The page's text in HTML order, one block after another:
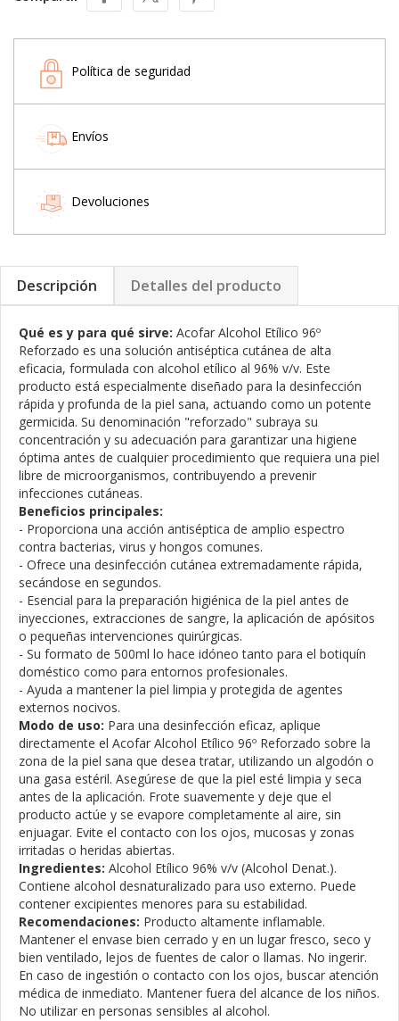
Política de seguridad
Envíos
Devoluciones
Descripción Detalles del producto
Qué es y para qué sirve: Acofar Alcohol Etílico 96º
Reforzado es una solución antiséptica cutánea de alta
eficacia, formulada con alcohol etílico al 96% v/v. Este
producto está especialmente diseñado para la desinfección
rápida y profunda de la piel sana, actuando como un potente
germicida. Su denominación "reforzado" subraya su
concentración y su adecuación para garantizar una higiene
óptima antes de cualquier procedimiento que requiera una piel
libre de microorganismos, contribuyendo a prevenir
infecciones cutáneas.
Beneficios principales:
- Proporciona una acción antiséptica de amplio espectro
contra bacterias, virus y hongos comunes.
- Ofrece una desinfección cutánea extremadamente rápida,
secándose en segundos.
- Esencial para la preparación higiénica de la piel antes de
inyecciones, extracciones de sangre, la aplicación de apósitos
o pequeñas intervenciones quirúrgicas.
- Su formato de 500ml lo hace idóneo tanto para el botiquín
doméstico como para entornos profesionales.
- Ayuda a mantener la piel limpia y protegida de agentes
externos nocivos.
Modo de uso: Para una desinfección eficaz, aplique
directamente el Acofar Alcohol Etílico 96º Reforzado sobre la
zona de la piel sana que desea tratar, utilizando un algodón o
una gasa estéril. Asegúrese de que la piel esté limpia y seca
antes de la aplicación. Frote suavemente y deje que el
producto actúe y se evapore completamente al aire, sin
enjuagar. Evite el contacto con los ojos, mucosas y zonas
irritadas o heridas abiertas.
Ingredientes: Alcohol Etílico 96% v/v (Alcohol Denat.).
Contiene alcohol desnaturalizado para uso externo. Puede
contener excipientes menores para su estabilidad.
Recomendaciones: Producto altamente inflamable.
Mantener el envase bien cerrado y en un lugar fresco, seco y
bien ventilado, lejos de fuentes de calor o llamas. No ingerir.
En caso de ingestión o contacto con los ojos, buscar atención
médica de inmediato. Mantener fuera del alcance de los niños.
No utilizar en personas sensibles al alcohol.